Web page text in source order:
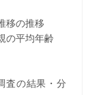
の推移
平均年齢
の結果・分